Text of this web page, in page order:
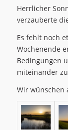
Herrlicher
verzauberte
Es fehlt noch
Wochenende
Bedingungen
miteinander
Wir wünschen